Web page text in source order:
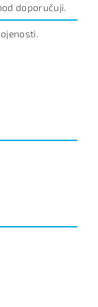
doporučuji.